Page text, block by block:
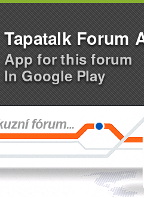
Tapatalk Forum
App for this forum
In Google Play